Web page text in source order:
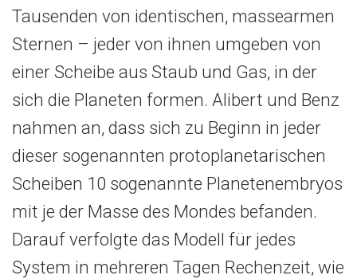
Tausenden von identischen, massearmen
Sternen – jeder von ihnen umgeben von
einer Scheibe aus Staub und Gas, in der
sich die Planeten formen. Alibert und Benz
nahmen an, dass sich zu Beginn in jeder
dieser sogenannten protoplanetarischen
Scheiben 10 sogenannte Planetenembryos
mit je der Masse des Mondes befanden.
Darauf verfolgte das Modell für jedes
System in mehreren Tagen Rechenzeit, wie